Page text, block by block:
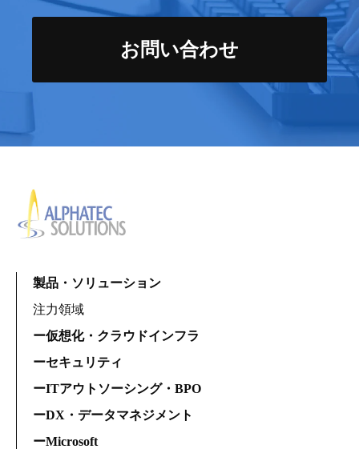
お問い合わせ
製品・ソリューション
注力領域
ー仮想化・クラウドインフラ
ーセキュリティ
ーITアウトソーシング・BPO
ーDX・データマネジメント
ーMicrosoft